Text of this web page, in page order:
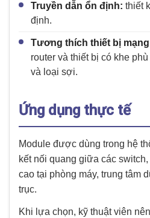
Truyền dẫn ổn định: thiết
định.
Tương thích thiết bị
router và thiết bị có khe
và loại sợi.
Ứng dụng thực tế
Module được dùng trong hệ
kết nối quang giữa các
cao tại phòng máy, trung tâm
trục.
Khi lựa chọn, kỹ thuật viên